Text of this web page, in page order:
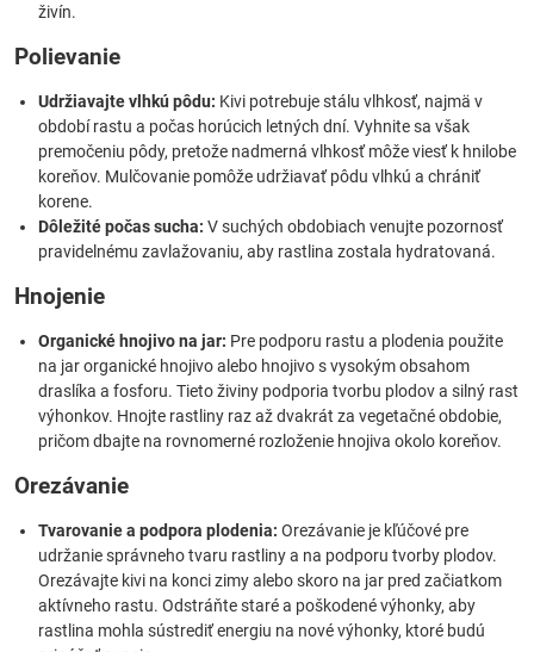
živín.
Polievanie
Udržiavajte vlhkú pôdu: Kivi potrebuje stálu vlhkosť, najmä v
období rastu a počas horúcich letných dní. Vyhnite sa však
premočeniu pôdy, pretože nadmerná vlhkosť môže viesť k hnilobe
koreňov. Mulčovanie pomôže udržiavať pôdu vlhkú a chrániť
korene.
Dôležité počas sucha: V suchých obdobiach venujte pozornosť
pravidelnému zavlažovaniu, aby rastlina zostala hydratovaná.
Hnojenie
Organické hnojivo na jar: Pre podporu rastu a plodenia použite
na jar organické hnojivo alebo hnojivo s vysokým obsahom
draslíka a fosforu. Tieto živiny podporia tvorbu plodov a silný rast
výhonkov. Hnojte rastliny raz až dvakrát za vegetačné obdobie,
pričom dbajte na rovnomerné rozloženie hnojiva okolo koreňov.
Orezávanie
Tvarovanie a podpora plodenia: Orezávanie je kľúčové pre
udržanie správneho tvaru rastliny a na podporu tvorby plodov.
Orezávajte kivi na konci zimy alebo skoro na jar pred začiatkom
aktívneho rastu. Odstráňte staré a poškodené výhonky, aby
rastlina mohla sústrediť energiu na nové výhonky, ktoré budú